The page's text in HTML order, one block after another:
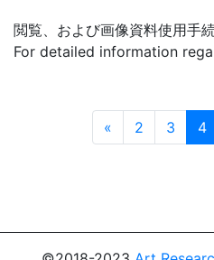
閲覧、および画像資料使用手
For detailed information
« Prev
2 3 4